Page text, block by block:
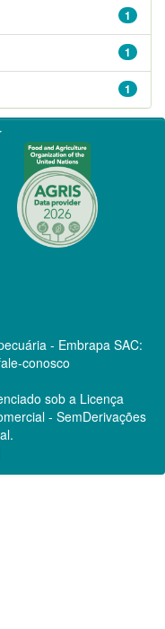
1
1
1
- Embrapa SAC:
conosco
sob a Licença
- SemDerivações